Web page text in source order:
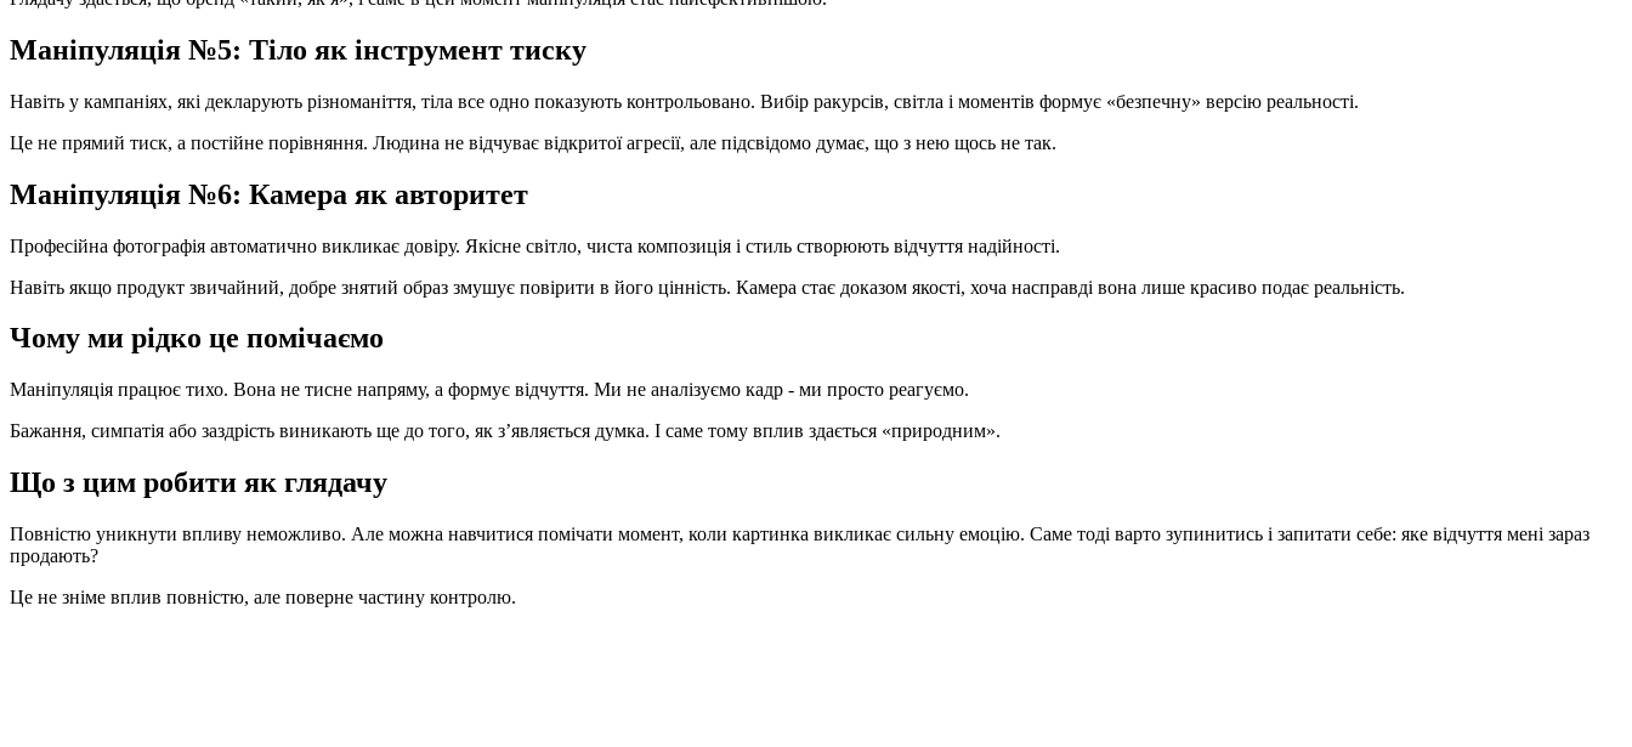
Маніпуляція №5: Тіло як інструмент тиску
Навіть у кампаніях, які декларують різноманіття, тіла все одно показують контрольовано. Вибір ракурсів, світла і моментів формує «безпечну» версію реальності.
Це не прямий тиск, а постійне порівняння. Людина не відчуває відкритої агресії, але підсвідомо думає, що з нею щось не так.
Маніпуляція №6: Камера як авторитет
Професійна фотографія автоматично викликає довіру. Якісне світло, чиста композиція і стиль створюють відчуття надійності.
Навіть якщо продукт звичайний, добре знятий образ змушує повірити в його цінність. Камера стає доказом якості, хоча насправді вона лише красиво подає реальність.
Чому ми рідко це помічаємо
Маніпуляція працює тихо. Вона не тисне напряму, а формує відчуття. Ми не аналізуємо кадр - ми просто реагуємо.
Бажання, симпатія або заздрість виникають ще до того, як з’являється думка. І саме тому вплив здається «природним».
Що з цим робити як глядачу
Повністю уникнути впливу неможливо. Але можна навчитися помічати момент, коли картинка викликає сильну емоцію. Саме тоді варто зупинитись і запитати себе: яке відчуття мені зараз
продають?
Це не зніме вплив повністю, але поверне частину контролю.